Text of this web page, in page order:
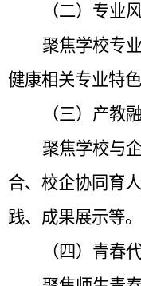
（二）专业
聚焦学校专
健康相关专业特色
（三）产教
聚焦学校与
合、校企协同育
践、成果展示等。
（四）青春